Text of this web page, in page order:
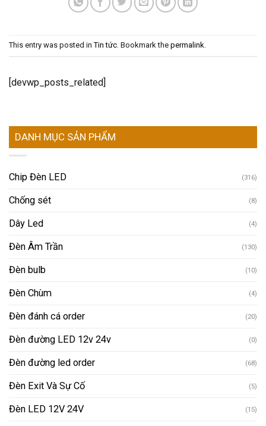
This entry was posted inTin tức. Bookmark the permalink.
[devwp_posts_related]
DANH MỤC SẢN PHẨM
Chip Đèn LED (316)
Chống sét (8)
Dây Led (4)
Đèn Âm Trần (130)
Đèn bulb (10)
Đèn Chùm (4)
Đèn đánh cá order (20)
Đèn đường LED 12v 24v (0)
Đèn đường led order (68)
Đèn Exit Và Sự Cố (5)
Đèn LED 12V 24V (15)